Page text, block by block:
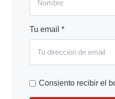
Tu email *
Consiento recibir el